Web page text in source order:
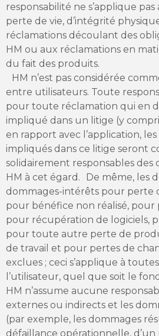
responsabilité ne s’applique
perte de vie, d’intégrité
réclamations découlant des
HM ou aux réclamations en
du fait des produits.
HM n’est pas considérée
entre utilisateurs. Toute
pour toute réclamation qui en
impliqué dans un litige (y
en rapport avec l’application,
impliqués dans ce litige seront
solidairement responsables des
HM à cet égard. De même, les
dommages-intérêts pour perte
pour bénéfice non réalisé, pour
pour récupération de logiciels,
pour toute autre perte de
de travail et pour pertes de
exclues ; ceci s’applique à
l’utilisateur, quel que soit le
HM n’assume aucune
externes ou indirects et les
(par exemple, les dommages
défaillance opérationnelle, d’un